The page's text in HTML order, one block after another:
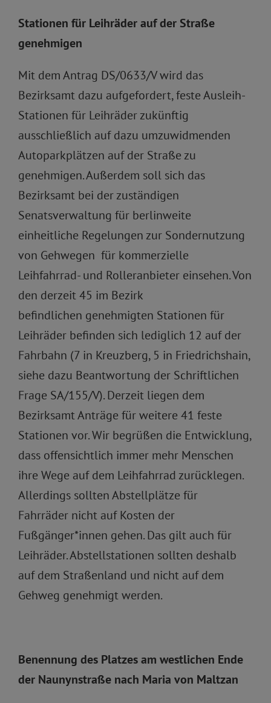
Stationen für Leihräder auf der Straße
genehmigen
Mit dem Antrag DS/0633/V wird das
Bezirksamt dazu aufgefordert, feste Ausleih-
Stationen für Leihräder zukünftig
ausschließlich auf dazu umzuwidmenden
Autoparkplätzen auf der Straße zu
genehmigen. Außerdem soll sich das
Bezirksamt bei der zuständigen
Senatsverwaltung für berlinweite
einheitliche Regelungen zur Sondernutzung
von Gehwegen für kommerzielle
Leihfahrrad- und Rolleranbieter einsehen. Von
den derzeit 45 im Bezirk
befindlichen genehmigten Stationen für
Leihräder befinden sich lediglich 12 auf der
Fahrbahn (7 in Kreuzberg, 5 in Friedrichshain,
siehe dazu Beantwortung der Schriftlichen
Frage SA/155/V). Derzeit liegen dem
Bezirksamt Anträge für weitere 41 feste
Stationen vor. Wir begrüßen die Entwicklung,
dass offensichtlich immer mehr Menschen
ihre Wege auf dem Leihfahrrad zurücklegen.
Allerdings sollten Abstellplätze für
Fahrräder nicht auf Kosten der
Fußgänger*innen gehen. Das gilt auch für
Leihräder. Abstellstationen sollten deshalb
auf dem Straßenland und nicht auf dem
Gehweg genehmigt werden.
Benennung des Platzes am westlichen Ende
der Naunynstraße nach Maria von Maltzan